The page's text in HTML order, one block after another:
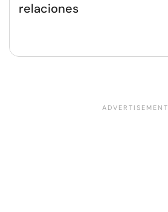
relaciones